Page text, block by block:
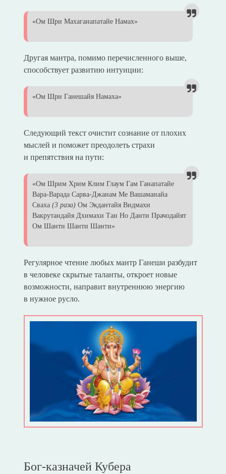
«Ом Шри Махаганапатайе Намах»
Другая мантра, помимо перечисленного выше,
способствует развитию интуиции:
«Ом Шри Ганешайя Намаха»
Следующий текст очистит сознание от плохих
мыслей и поможет преодолеть страхи
и препятствия на пути:
«Ом Шрим Хрим Клим Глаум Гам Ганапатaйе
Вара-Варада Сaрва-Джанам Ме Вашaманайа
Сваха (3 раза)Ом Экдантaйя Видмахи
Вакрутандайя Дхимaхи Тан Но Данти Прачодaйят
Ом Шанти Шанти Шанти»
Регулярное чтение любых мантр Ганеши разбудит
в человеке скрытые таланты, откроет новые
возможности, направит внутреннюю энергию
в нужное русло.
Бог-казначей Кубера